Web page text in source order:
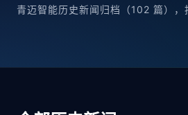
青迈智能历史新闻归档（102 篇），